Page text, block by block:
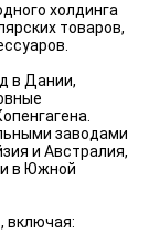
холдинга
товаров,
в Дании,
заводами
и Австралия,
в Южной
включая: